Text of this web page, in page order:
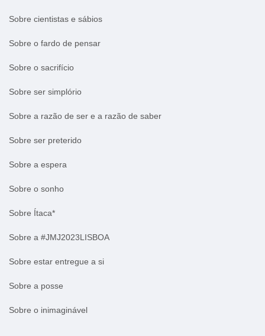
Sobre cientistas e sábios
Sobre o fardo de pensar
Sobre o sacrifício
Sobre ser simplório
Sobre a razão de ser e a razão de saber
Sobre ser preterido
Sobre a espera
Sobre o sonho
Sobre Ítaca*
Sobre a #JMJ2023LISBOA
Sobre estar entregue a si
Sobre a posse
Sobre o inimaginável